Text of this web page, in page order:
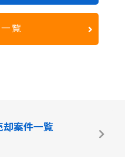
覧
却案件一覧